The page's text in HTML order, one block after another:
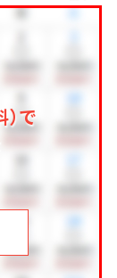
で